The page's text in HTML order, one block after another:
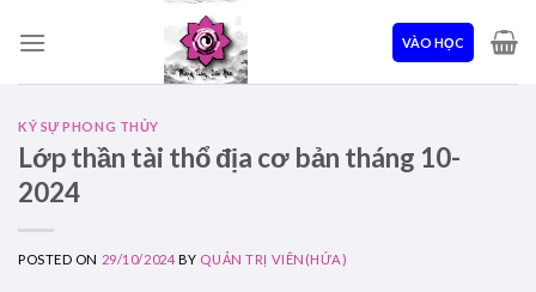
VÀO HỌC
KÝ SỰ PHONG THỦY
Lớp thần tài thổ địa cơ bản tháng 10-
2024
POSTED ON 29/10/2024 BY QUẢN TRỊ VIÊN(HỨA)